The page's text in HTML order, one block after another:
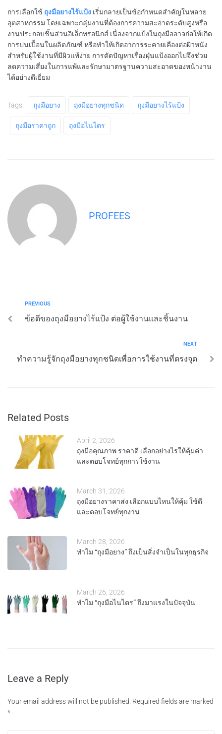
การเลือกใช้ ถุงมือยางไร้แป้ง เริ่มกลายเป็นข้อกำหนดสำคัญในหลาย
อุตสาหกรรม โดยเฉพาะกลุ่มงานที่ต้องการความสะอาดระดับสูงหรือ
งานประกอบชิ้นส่วนอิเล็กทรอนิกส์ เนื่องจากแป้งในถุงมืออาจก่อให้เกิด
การปนเปื้อนในผลิตภัณฑ์ หรือทำให้เกิดอาการระคายเคืองต่อผิวหนัง
สำหรับผู้ใช้งานที่มีผิวแพ้ง่าย การตัดปัญหาเรื่องฝุ่นแป้งออกไปจึงช่วย
ลดความเสี่ยงในการแพ้และรักษามาตรฐานความสะอาดของหน้างาน
ได้อย่างดีเยี่ยม
Tags: ถุงมือยาง ถุงมือยางทุกชนิด ถุงมือยางไร้แป้ง
ถุงมือราคาถูก ถุงมือไนไตร
PROFEES
PREVIOUS
ข้อดีของถุงมือยางไร้แป้ง ต่อผู้ใช้งานและชิ้นงาน
NEXT
ทำความรู้จักถุงมือยางทุกชนิดเพื่อการใช้งานที่ตรงจุด
Related Posts
April 2, 2026
ถุงมือคุณภาพ ราคาดี เลือกอย่างไรให้คุ้มค่า
และตอบโจทย์ทุกการใช้งาน
March 31, 2026
ถุงมือยางราคาส่ง เลือกแบบไหนให้คุ้ม ใช้ดี
และตอบโจทย์ทุกงาน
March 28, 2026
ทำไม “ถุงมือยาง” ถึงเป็นสิ่งจำเป็นในทุกธุรกิจ
March 26, 2026
ทำไม “ถุงมือไนไตร” ถึงมาแรงในปัจจุบัน
Leave a Reply
Your email address will not be published. Required fields are marked
*